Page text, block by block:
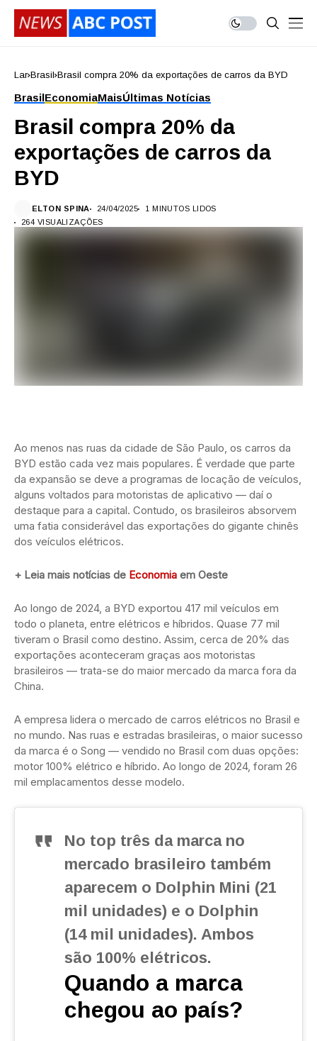
Lar Brasil Brasil compra 20% da exportações de carros da BYD
BrasilEconomiaMaisÚltimas Notícias
Brasil compra 20% da
exportações de carros da
BYD
ELTON SPINA 24/04/2025
1 MINUTOS LIDOS
264 VISUALIZAÇÕES
Ao menos nas ruas da cidade de São Paulo, os carros da
BYD estão cada vez mais populares. É verdade que parte
da expansão se deve a programas de locação de veículos,
alguns voltados para motoristas de aplicativo — daí o
destaque para a capital. Contudo, os brasileiros absorvem
uma fatia considerável das exportações do gigante chinês
dos veículos elétricos.
+ Leia mais notícias de Economia em Oeste
Ao longo de 2024, a BYD exportou 417 mil veículos em
todo o planeta, entre elétricos e híbridos. Quase 77 mil
tiveram o Brasil como destino. Assim, cerca de 20% das
exportações aconteceram graças aos motoristas
brasileiros — trata-se do maior mercado da marca fora da
China.
A empresa lidera o mercado de carros elétricos no Brasil e
no mundo. Nas ruas e estradas brasileiras, o maior sucesso
da marca é o Song — vendido no Brasil com duas opções:
motor 100% elétrico e híbrido. Ao longo de 2024, foram 26
mil emplacamentos desse modelo.
No top três da marca no
mercado brasileiro também
aparecem o Dolphin Mini (21
mil unidades) e o Dolphin
(14 mil unidades). Ambos
são 100% elétricos.
Quando a marca
chegou ao país?